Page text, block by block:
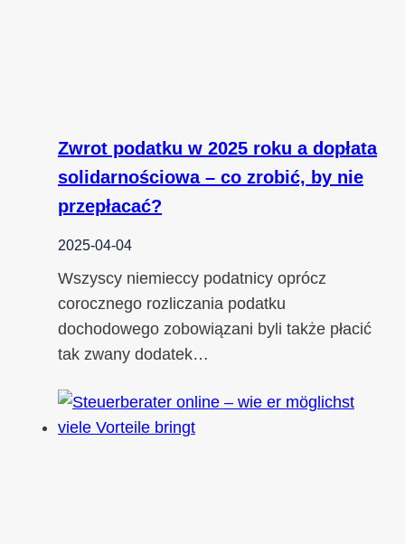
Zwrot podatku w 2025 roku a dopłata
solidarnościowa – co zrobić, by nie
przepłacać?
2025-04-04
Wszyscy niemieccy podatnicy oprócz
corocznego rozliczania podatku
dochodowego zobowiązani byli także płacić
tak zwany dodatek…